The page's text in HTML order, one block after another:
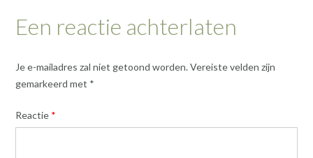
Een reactie achterlaten
Je e-mailadres zal niet getoond worden.Vereiste velden zijn
gemarkeerd met *
Reactie *